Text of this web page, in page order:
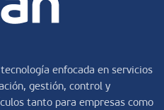
enfocada en servicios
gestión, control y
tanto para empresas como